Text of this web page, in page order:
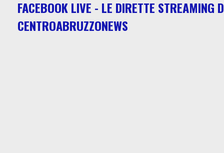
FACEBOOK LIVE - LE DIRETTE STREAMING
CENTROABRUZZONEWS